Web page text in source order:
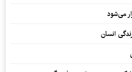
می‌شود
انسان